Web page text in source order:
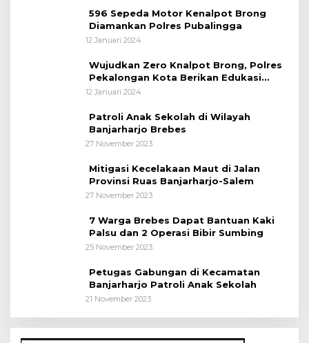
596 Sepeda Motor Kenalpot Brong
Diamankan Polres Pubalingga
12 Januari 2024
Wujudkan Zero Knalpot Brong, Polres
Pekalongan Kota Berikan Edukasi
Kepada Pelajar
12 Januari 2024
Patroli Anak Sekolah di Wilayah
Banjarharjo Brebes
27 November 2023
Mitigasi Kecelakaan Maut di Jalan
Provinsi Ruas Banjarharjo-Salem
27 November 2023
7 Warga Brebes Dapat Bantuan Kaki
Palsu dan 2 Operasi Bibir Sumbing
25 November 2023
Petugas Gabungan di Kecamatan
Banjarharjo Patroli Anak Sekolah
21 November 2023